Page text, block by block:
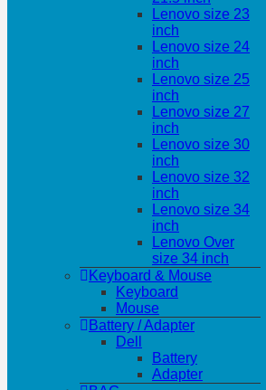
Lenovo size 23
inch
Lenovo size 24
inch
Lenovo size 25
inch
Lenovo size 27
inch
Lenovo size 30
inch
Lenovo size 32
inch
Lenovo size 34
inch
Lenovo Over
size 34 inch
Keyboard & Mouse
Keyboard
Mouse
Battery / Adapter
Dell
Battery
Adapter